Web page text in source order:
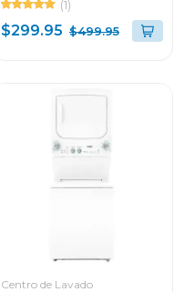
12000BTU GAS R32
ATR122CJ
(1)
$299.95 $499.95
Centro de Lavado